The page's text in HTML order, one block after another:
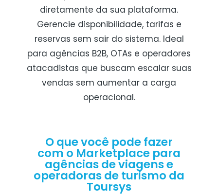
diretamente da sua plataforma.
Gerencie disponibilidade, tarifas e
reservas sem sair do sistema. Ideal
para agências B2B, OTAs e operadores
atacadistas que buscam escalar suas
vendas sem aumentar a carga
operacional.
O que você pode fazer
com o Marketplace para
agências de viagens e
operadoras de turismo da
Toursys